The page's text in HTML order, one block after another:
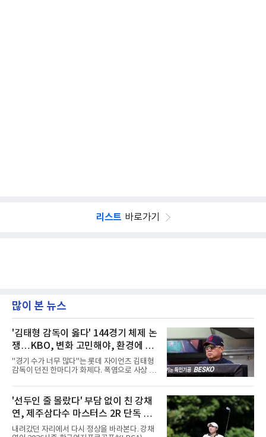
리스트 바로가기
많이 본 뉴스
'김태형 감독이 옳다' 144경기 체제 논
쟁…KBO, 변화 고민해야, 환경에 맞
는 경기 수가 바람직
"경기 수가 너무 많다"는 롯데 자이언츠 김태형
감독이 던진 한마디가 화제다. 폭염으로 사상 초
독은 단순히 더위를 이야기하지 않았다. 우천,
폭염, 부상 등 변수가 늘어나는 현실에서 현재
팀당 144경기 체제가 과연 지속 가능한지 질문
을 던졌다.물론 144경기가 세계적으로 특별히
많은 숫자는 아니다. 메이저리그는 팀당 162경
기, 일본프로야구도 143~144경기를 치른다. 숫
'선두인 줄 몰랐다' 부담 없이 친 강채
연, 제주삼다수 마스터스 2R 단독 선
두
내려갔던 자리에서 다시 정상을 바라본다. 강채